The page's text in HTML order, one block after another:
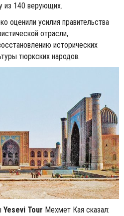
из 140 верующих.
оценили усилия правительства
отрасли,
исторических
тюркских народов.
Yesevi Tour Мехмет Кая сказал: